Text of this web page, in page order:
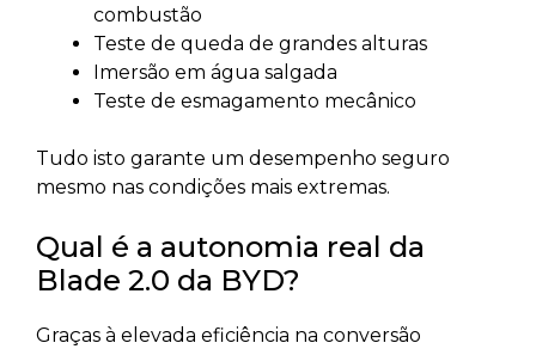
combustão
Teste de queda de grandes alturas
Imersão em água salgada
Teste de esmagamento mecânico
Tudo isto garante um desempenho seguro
mesmo nas condições mais extremas.
Qual é a autonomia real da
Blade 2.0 da BYD?
Graças à elevada eficiência na conversão